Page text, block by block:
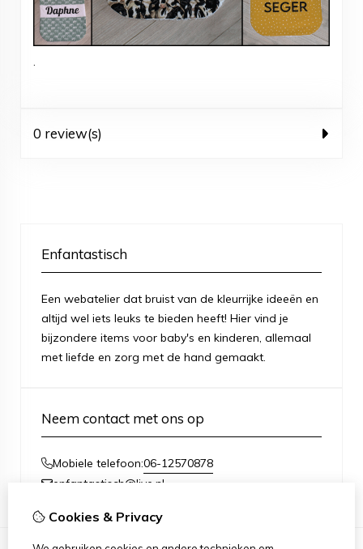
.
0 review(s)
Enfantastisch
Een webatelier dat bruist van de kleurrijke ideeën en
altijd wel iets leuks te bieden heeft! Hier vind je
bijzondere items voor baby's en kinderen, allemaal
met liefde en zorg met de hand gemaakt.
Neem contact met ons op
Mobiele telefoon:06-12570878
enfantastisch@live.nl
Cookies & Privacy